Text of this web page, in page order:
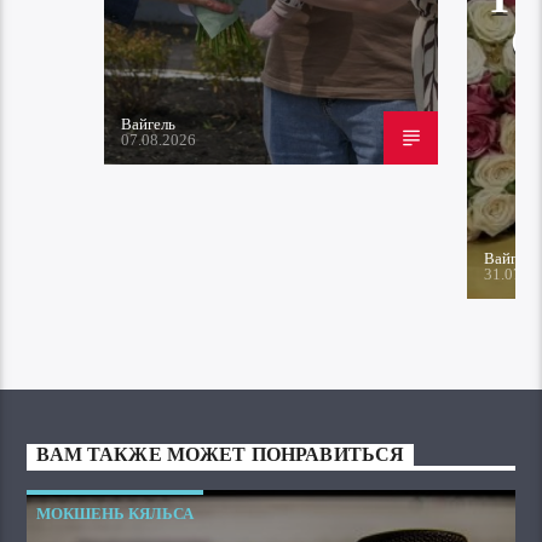
Вайгель
07.08.2026
Вайгель
ВАМ ТАКЖЕ МОЖЕТ ПОНРАВИТЬСЯ
МОКШЕНЬ КЯЛЬСА